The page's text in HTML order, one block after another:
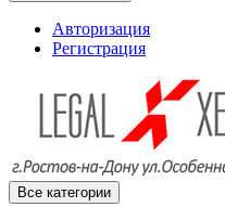
Авторизация
Регистрация
Все категории